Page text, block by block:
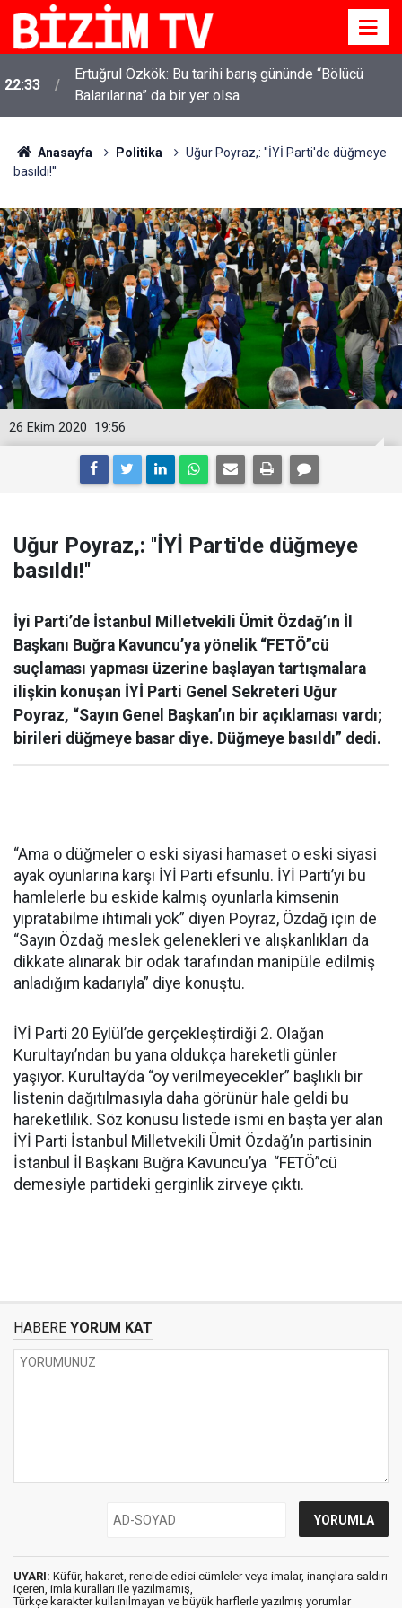
22:33
Ertuğrul Özkök: Bu tarihi barış gününde “Bölücü
Balarılarına” da bir yer olsa
Anasayfa Politika
Uğur Poyraz,: ''İYİ Parti'de düğmeye
basıldı!''
19:56
26 Ekim 2020
Uğur Poyraz,: ''İYİ Parti'de düğmeye
basıldı!''
İyi Parti’de İstanbul Milletvekili Ümit Özdağ’ın İl
Başkanı Buğra Kavuncu’ya yönelik “FETÖ”cü
suçlaması yapması üzerine başlayan tartışmalara
ilişkin konuşan İYİ Parti Genel Sekreteri Uğur
Poyraz, “Sayın Genel Başkan’ın bir açıklaması vardı;
birileri düğmeye basar diye. Düğmeye basıldı” dedi.
“Ama o düğmeler o eski siyasi hamaset o eski siyasi
ayak oyunlarına karşı İYİ Parti efsunlu. İYİ Parti’yi bu
hamlelerle bu eskide kalmış oyunlarla kimsenin
yıpratabilme ihtimali yok” diyen Poyraz, Özdağ için de
“Sayın Özdağ meslek gelenekleri ve alışkanlıkları da
dikkate alınarak bir odak tarafından manipüle edilmiş
anladığım kadarıyla” diye konuştu.
İYİ Parti 20 Eylül’de gerçekleştirdiği 2. Olağan
Kurultayı’ndan bu yana oldukça hareketli günler
yaşıyor. Kurultay’da “oy verilmeyecekler” başlıklı bir
listenin dağıtılmasıyla daha görünür hale geldi bu
hareketlilik. Söz konusu listede ismi en başta yer alan
İYİ Parti İstanbul Milletvekili Ümit Özdağ’ın partisinin
İstanbul İl Başkanı Buğra Kavuncu’ya “FETÖ”cü
demesiyle partideki gerginlik zirveye çıktı.
HABERE YORUM KAT
UYARI: Küfür, hakaret, rencide edici cümleler veya imalar, inançlara saldırı
içeren, imla kuralları ile yazılmamış,
Türkçe karakter kullanılmayan ve büyük harflerle yazılmış yorumlar